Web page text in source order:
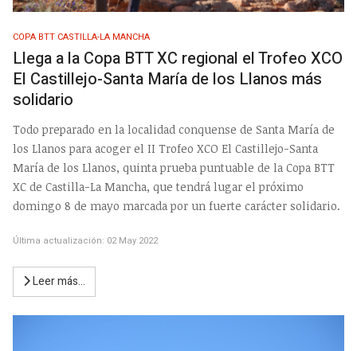
COPA BTT CASTILLA-LA MANCHA
Llega a la Copa BTT XC regional el Trofeo XCO
El Castillejo-Santa María de los Llanos más
solidario
Todo preparado en la localidad conquense de Santa María de
los Llanos para acoger el II Trofeo XCO El Castillejo-Santa
María de los Llanos, quinta prueba puntuable de la Copa BTT
XC de Castilla-La Mancha, que tendrá lugar el próximo
domingo 8 de mayo marcada por un fuerte carácter solidario.
Última actualización: 02 May 2022
Leer más…